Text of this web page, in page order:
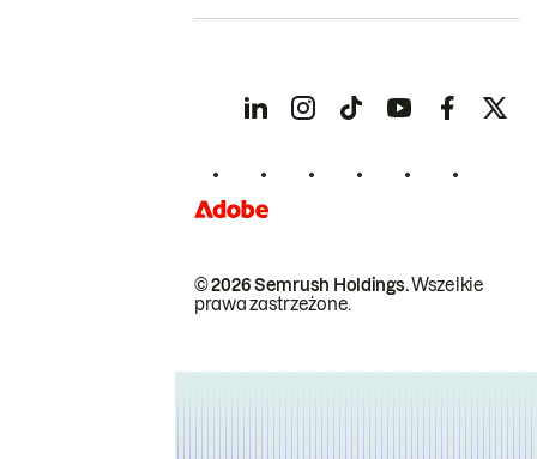
© 2026 Semrush Holdings.Wszelkie
prawa zastrzeżone.